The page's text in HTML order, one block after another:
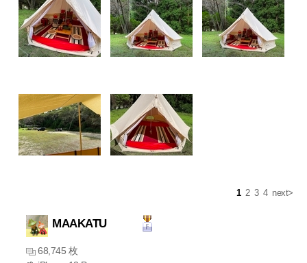
1 2 3 4 next>
MAAKATU
68,745 枚